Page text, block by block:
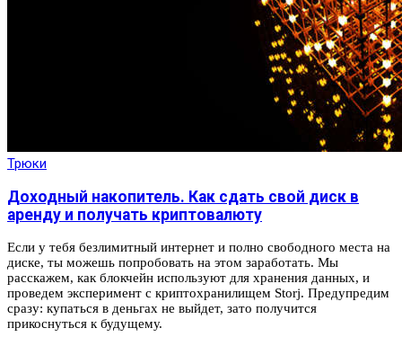
Трюки
Доходный накопитель. Как сдать свой диск в
аренду и получать криптовалюту
Если у тебя безлимитный интернет и полно свободного места на
диске, ты можешь попробовать на этом заработать. Мы
расскажем, как блокчейн используют для хранения данных, и
проведем эксперимент с криптохранилищем Storj. Предупредим
сразу: купаться в деньгах не выйдет, зато получится
прикоснуться к будущему.